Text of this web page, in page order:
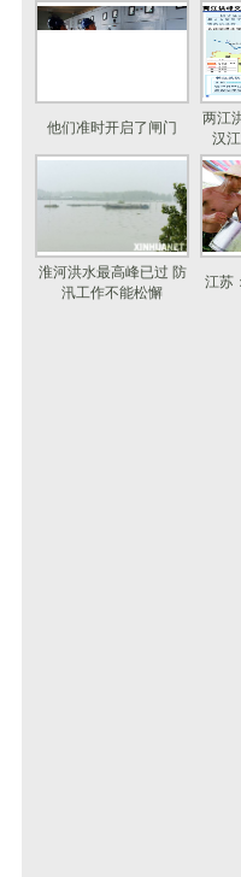
他们准时开启了闸门
两江
汉
淮河洪水最高峰已过 防
汛工作不能松懈
江苏